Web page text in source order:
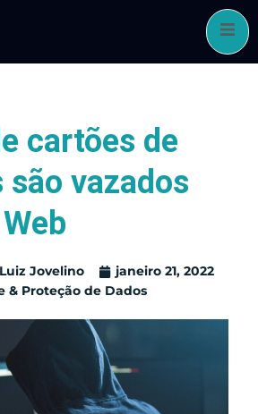
cartões de
vazados
Luiz Jovelino
janeiro 21, 2022
& Proteção de Dados